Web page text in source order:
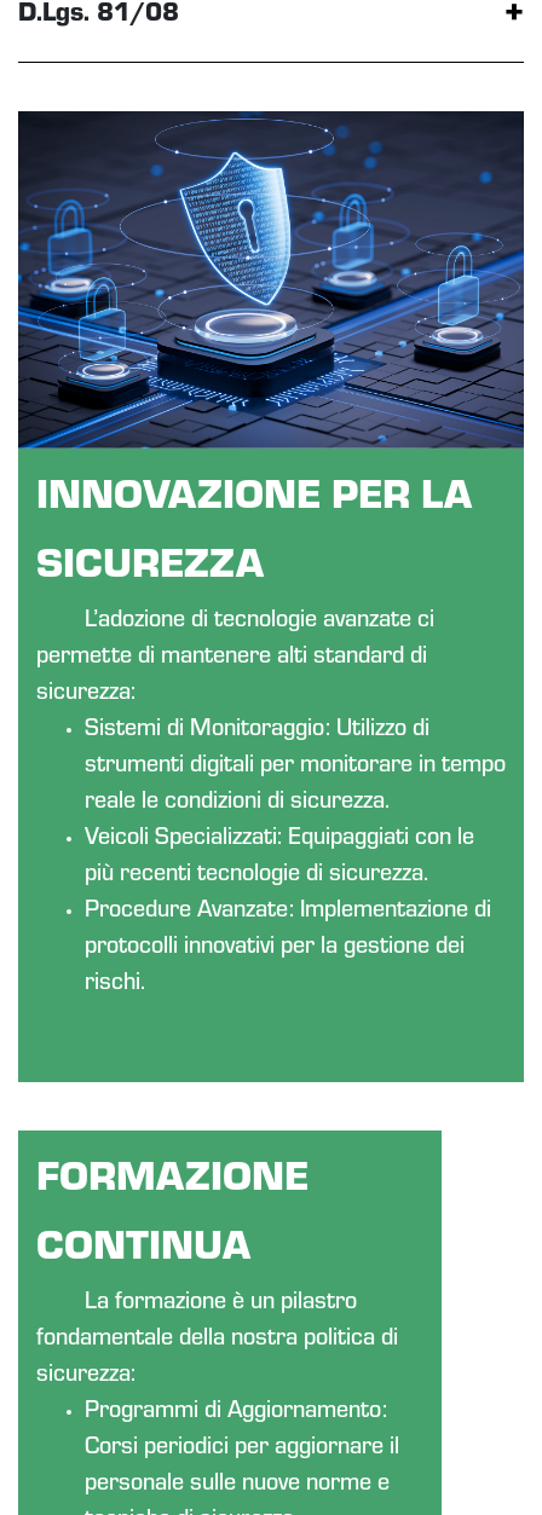
D.Lgs. 81/08 +
INNOVAZIONE PER LA
SICUREZZA
L’adozione di tecnologie avanzate ci
permette di mantenere alti standard di
sicurezza:
Sistemi di Monitoraggio: Utilizzo di
strumenti digitali per monitorare in tempo
reale le condizioni di sicurezza.
Veicoli Specializzati: Equipaggiati con le
più recenti tecnologie di sicurezza.
Procedure Avanzate: Implementazione di
protocolli innovativi per la gestione dei
rischi.
FORMAZIONE
CONTINUA
La formazione è un pilastro
fondamentale della nostra politica di
sicurezza:
Programmi di Aggiornamento:
Corsi periodici per aggiornare il
personale sulle nuove norme e